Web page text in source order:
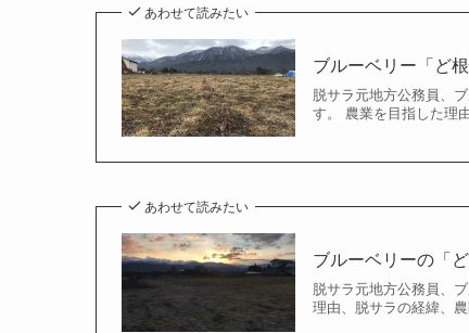
あわせて読みたい
ブルーベリー「ど
脱サラ元地方公務員、
す。 農業を目指した理
あわせて読みたい
ブルーベリーの「
脱サラ元地方公務員、
理由、脱サラの経緯、